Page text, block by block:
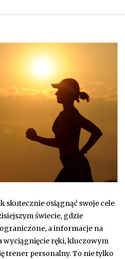
skutecznie osiągnąć swoje cele
świecie, gdzie
a informacje na
wyciągnięcie ręki, kluczowym
trener personalny. To nie tylko